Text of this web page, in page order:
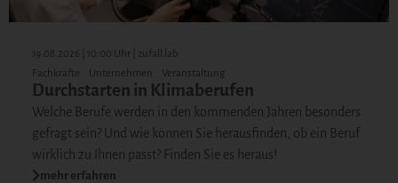
19.08.2026 | 10:00 Uhr | zufall.lab
Fachkräfte
Unternehmen Veranstaltung
Durchstarten in Klimaberufen
Welche Berufe werden in den kommenden Jahren besonders
gefragt sein? Und wie können Sie herausfinden, ob ein Beruf
wirklich zu Ihnen passt? Finden Sie es heraus!
mehr erfahren